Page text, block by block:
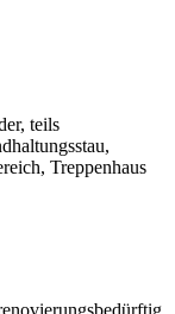
teils
Treppenhaus